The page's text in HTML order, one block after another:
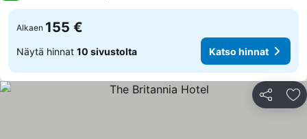
Alkaen 155 €
Näytä hinnat 10 sivustolta Katso hinnat
Jaa